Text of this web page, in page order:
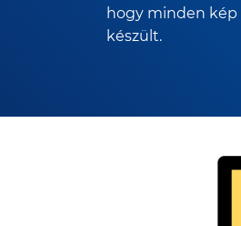
hogy minden kép
készült.